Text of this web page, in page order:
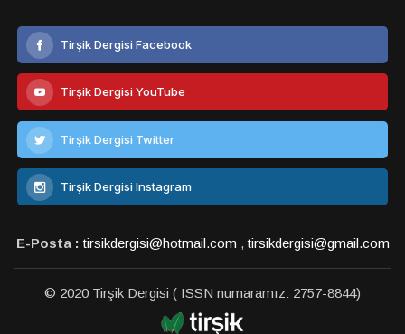
Tirşik Dergisi Facebook
Tirşik Dergisi YouTube
Tirşik Dergisi Twitter
Tirşik Dergisi Instagram
E-Posta : tirsikdergisi@hotmail.com ,tirsikdergisi@gmail.com
© 2020 Tirşik Dergisi ( ISSN numaramız: 2757-8844)